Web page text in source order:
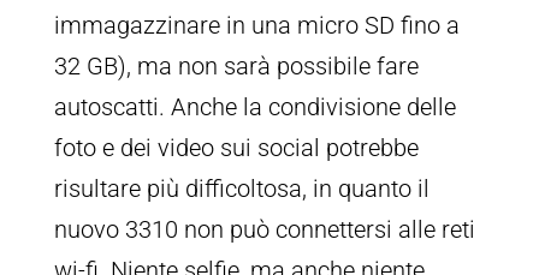
immagazzinare in una micro SD fino a
32 GB), ma non sarà possibile fare
autoscatti. Anche la condivisione delle
foto e dei video sui social potrebbe
risultare più difficoltosa, in quanto il
nuovo 3310 non può connettersi alle reti